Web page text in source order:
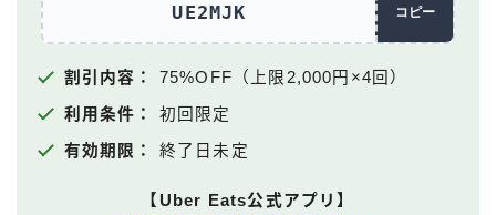
UE2MJK コピー
割引内容： 75%OFF（上限2,000円×4回）
利用条件： 初回限定
有効期限： 終了日未定
【Uber Eats公式アプリ】